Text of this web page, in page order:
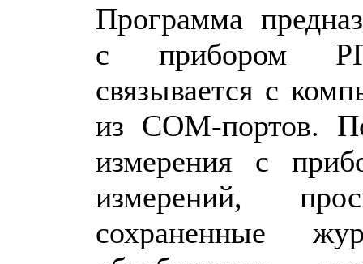
Программа
с прибором
связывается с
из COM-портов.
измерения с
измерений,
сохраненные